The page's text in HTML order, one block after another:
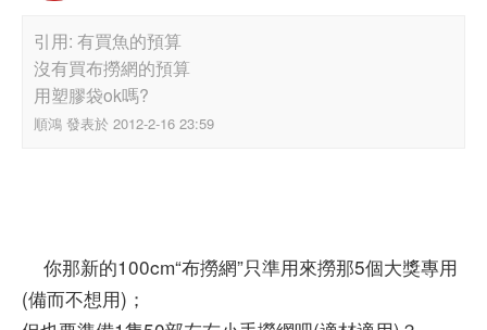
引用: 有買魚的預算
沒有買布撈網的預算
用塑膠袋ok嗎?
順鴻 發表於 2012-2-16 23:59
你那新的100cm“布撈網”只準用來撈那5個大獎專用
(備而不想用)；